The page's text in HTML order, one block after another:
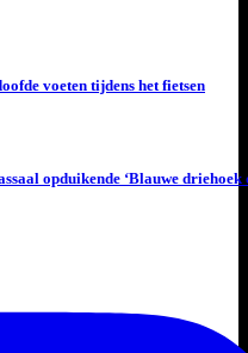
voeten tijdens het fietsen
opduikende ‘Blauwe driehoek